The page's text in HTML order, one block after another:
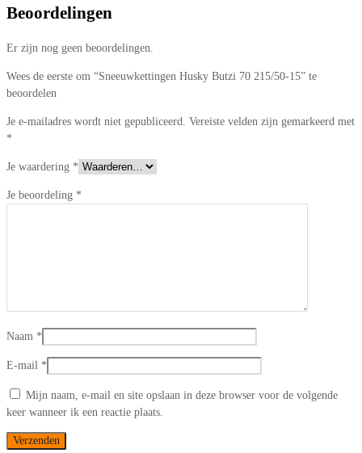
Beoordelingen
Er zijn nog geen beoordelingen.
Wees de eerste om “Sneeuwkettingen Husky Butzi 70 215/50-15” te
beoordelen
Je e-mailadres wordt niet gepubliceerd. Vereiste velden zijn gemarkeerd met
*
Je waardering *
Je beoordeling *
Naam *
E-mail *
Mijn naam, e-mail en site opslaan in deze browser voor de volgende
keer wanneer ik een reactie plaats.